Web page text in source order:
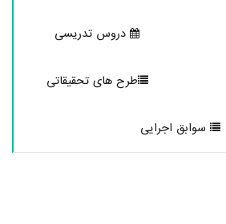
دروس تدریسی
طرح های تحقیقاتی
سوابق اجرایی